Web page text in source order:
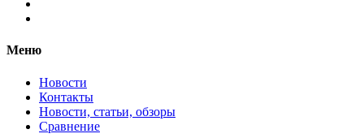
Меню
Новости
Контакты
Новости, статьи, обзоры
Сравнение